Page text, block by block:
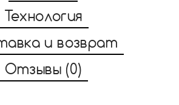
Технология
и возврат
Отзывы (0)